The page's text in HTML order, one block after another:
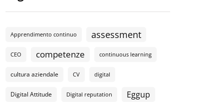
Apprendimento continuo assessment
CEO competenze continuous learning
cultura aziendale CV digital
Digital Attitude Digital reputation Eggup